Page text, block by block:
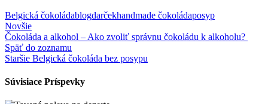
Belgická čokoládablogdarčekhandmade čokoládaposyp
Novšie
Čokoláda a alkohol – Ako zvoliť správnu čokoládu k alkoholu?
Späť do zoznamu
Staršie Belgická čokoláda bez posypu
Súvisiace Príspevky